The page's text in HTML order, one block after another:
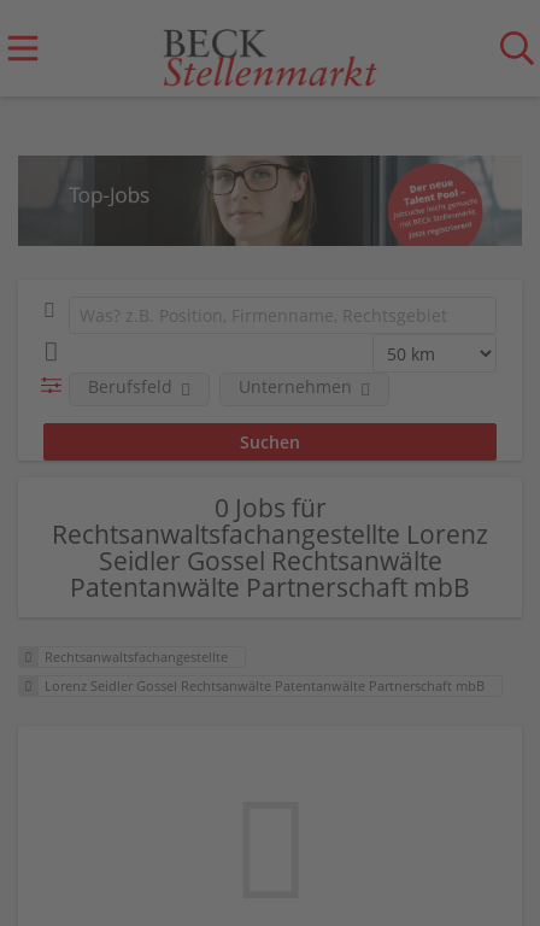
Berufsfeld Unternehmen
0 Jobs für
Rechtsanwaltsfachangestellte Lorenz
Seidler Gossel Rechtsanwälte
Patentanwälte Partnerschaft mbB
Rechtsanwaltsfachangestellte
Lorenz Seidler Gossel Rechtsanwälte Patentanwälte Partnerschaft mbB